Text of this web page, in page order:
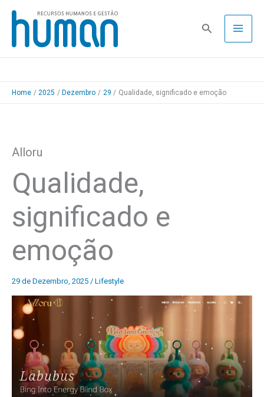
Skip
content
Pesquisa
Home 2025 Dezembro 29 Qualidade, significado e emoção
Alloru
Qualidade,
significado e
emoção
29 de Dezembro, 2025 / Lifestyle